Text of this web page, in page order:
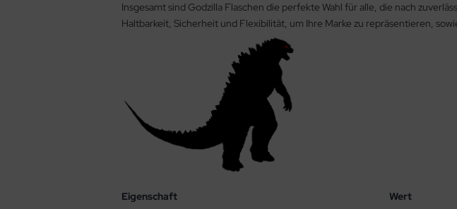
Insgesamt sind Godzilla Flaschen die perfekte Wahl für alle, die nach
Haltbarkeit, Sicherheit und Flexibilität, um Ihre Marke zu repräsentieren,
Eigenschaft
Wert